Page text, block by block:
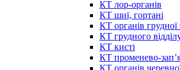
КТ лор-органів
КТ шиї, гортані
КТ органів грудної
КТ грудного
КТ кисті
КТ променево-
КТ органів